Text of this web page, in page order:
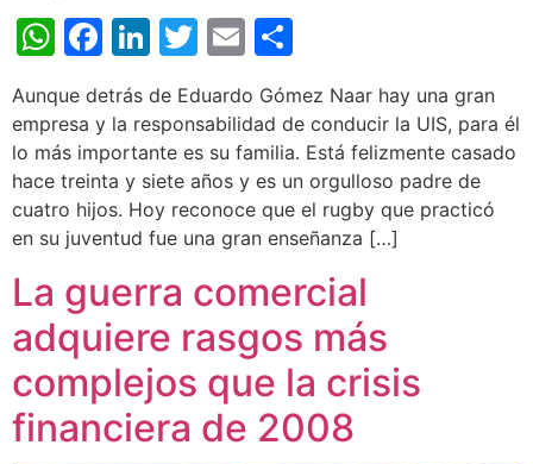
WhatsApp
Facebook
LinkedIn
Twitter
Email
Aunque detrás de Eduardo Gómez Naar hay una gran
empresa y la responsabilidad de conducir la UIS, para él
lo más importante es su familia. Está felizmente casado
hace treinta y siete años y es un orgulloso padre de
cuatro hijos. Hoy reconoce que el rugby que practicó
en su juventud fue una gran enseñanza […]
La guerra comercial
adquiere rasgos más
complejos que la crisis
financiera de 2008